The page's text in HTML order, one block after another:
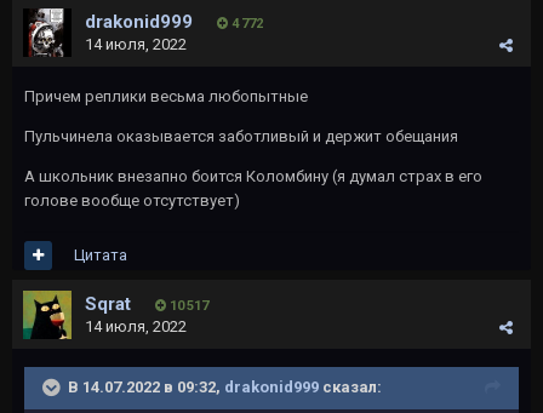
drakonid999 4 772
14 июля, 2022
Причем реплики весьма любопытные
Пульчинела оказывается заботливый и держит обещания
А школьник внезапно боится Коломбину (я думал страх в его
голове вообще отсутствует)
Цитата
Sqrat 10 517
14 июля, 2022
В 14.07.2022 в 09:32, drakonid999 сказал: